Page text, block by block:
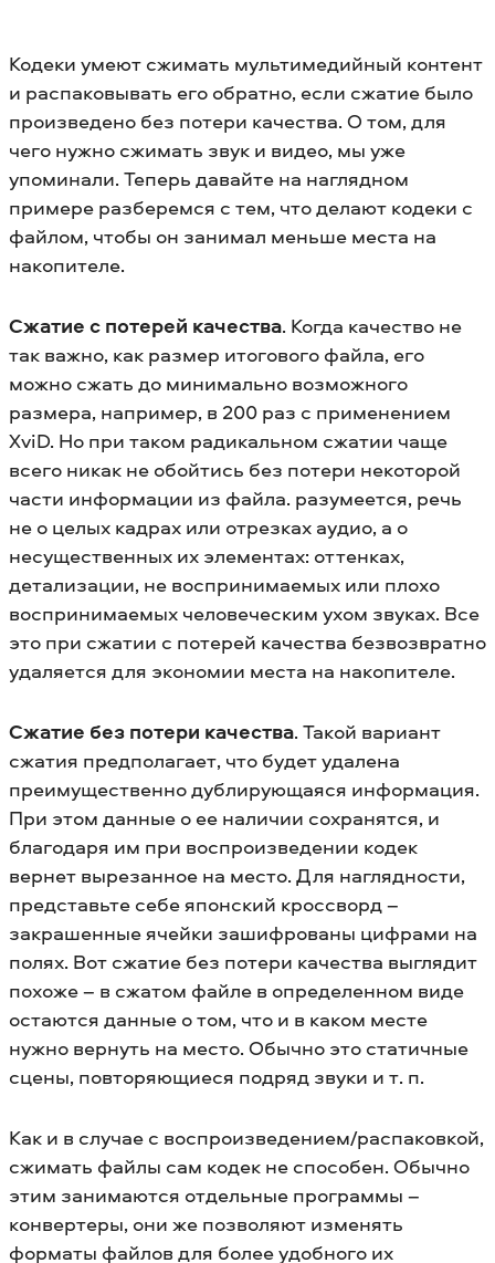
Кодеки умеют сжимать мультимедийный контент
и распаковывать его обратно, если сжатие было
произведено без потери качества. О том, для
чего нужно сжимать звук и видео, мы уже
упоминали. Теперь давайте на наглядном
примере разберемся с тем, что делают кодеки с
файлом, чтобы он занимал меньше места на
накопителе.
Сжатие с потерей качества. Когда качество не
так важно, как размер итогового файла, его
можно сжать до минимально возможного
размера, например, в 200 раз с применением
XviD. Но при таком радикальном сжатии чаще
всего никак не обойтись без потери некоторой
части информации из файла. разумеется, речь
не о целых кадрах или отрезках аудио, а о
несущественных их элементах: оттенках,
детализации, не воспринимаемых или плохо
воспринимаемых человеческим ухом звуках. Все
это при сжатии с потерей качества безвозвратно
удаляется для экономии места на накопителе.
Сжатие без потери качества. Такой вариант
сжатия предполагает, что будет удалена
преимущественно дублирующаяся информация.
При этом данные о ее наличии сохранятся, и
благодаря им при воспроизведении кодек
вернет вырезанное на место. Для наглядности,
представьте себе японский кроссворд –
закрашенные ячейки зашифрованы цифрами на
полях. Вот сжатие без потери качества выглядит
похоже – в сжатом файле в определенном виде
остаются данные о том, что и в каком месте
нужно вернуть на место. Обычно это статичные
сцены, повторяющиеся подряд звуки и т. п.
Как и в случае с воспроизведением/распаковкой,
сжимать файлы сам кодек не способен. Обычно
этим занимаются отдельные программы –
конвертеры, они же позволяют изменять
форматы файлов для более удобного их